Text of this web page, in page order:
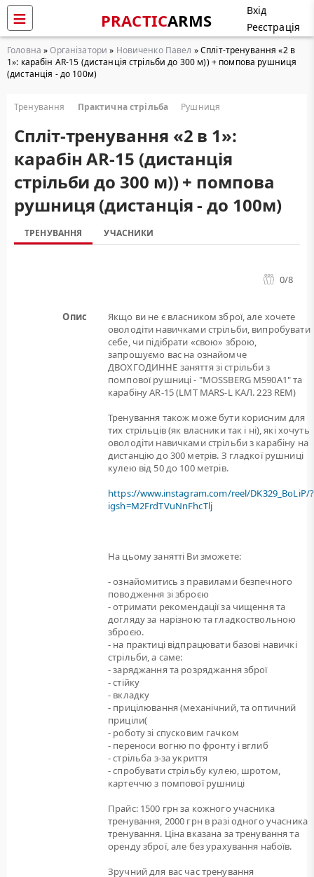
PRACTICARMS
Вхід
Реєстрація
Головна »Організатори » Новиченко Павел » Cпліт-тренування «2 в
1»: карабін AR-15 (дистанція стрільби до 300 м)) + помпова рушниця
(дистанція - до 100м)
Тренування Практична стрільба Рушниця
Cпліт-тренування «2 в 1»:
карабін AR-15 (дистанція
стрільби до 300 м)) + помпова
рушниця (дистанція - до 100м)
ТРЕНУВАННЯ УЧАСНИКИ
0/8
Опис
Якщо ви не є власником зброї, але хочете
оволодіти навичками стрільби, випробувати
себе, чи підібрати «свою» зброю,
запрошуємо вас на ознайомче
ДВОХГОДИННЕ заняття зі стрільби з
помпової рушниці - "MOSSBERG M590A1" та
карабіну AR-15 (LMT MARS-L КАЛ. 223 REM)
Тренування також може бути корисним для
тих стрільців (як власники так і ні), які хочуть
оволодіти навичками стрільби з карабіну на
дистанцію до 300 метрів. З гладкої рушниці
кулею від 50 до 100 метрів.
https://www.instagram.com/reel/DK329_BoLiP/?
igsh=M2FrdTVuNnFhcTlj
На цьому занятті Ви зможете:
- ознайомитись з правилами безпечного
поводження зі зброєю
- отримати рекомендації за чищення та
догляду за нарізною та гладкоствольною
зброєю.
- на практиці відпрацювати базові навичкі
стрільби, а саме:
- заряджання та розряджання зброї
- стійку
- вкладку
- прицілювання (механічний, та оптичний
приціли(
- роботу зі спусковим гачком
- переноси вогню по фронту і вглиб
- стрільба з-за укриття
- спробувати стрільбу кулею, шротом,
картеччю з помпової рушниці
Прайс: 1500 грн за кожного учасника
тренування, 2000 грн в разі одного учасника
тренування. Ціна вказана за тренування та
оренду зброї, але без урахування набоїв.
Зручний для вас час тренування